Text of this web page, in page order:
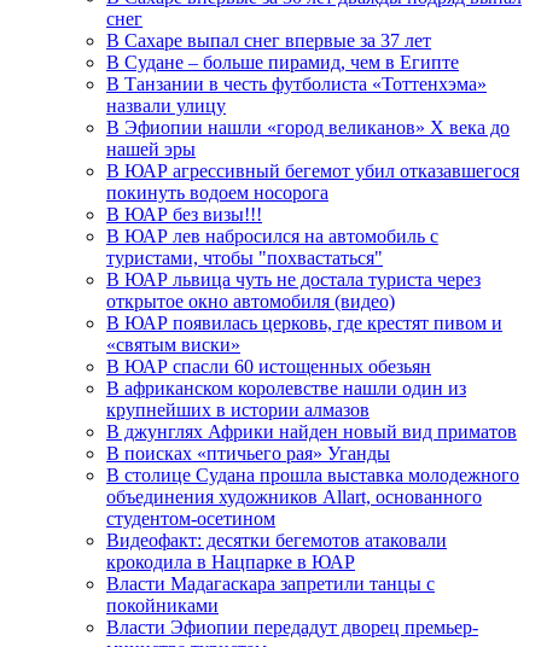
снег
В Сахаре выпал снег впервые за 37 лет
В Судане – больше пирамид, чем в Египте
В Танзании в честь футболиста «Тоттенхэма»
назвали улицу
В Эфиопии нашли «город великанов» X века до
нашей эры
В ЮАР агрессивный бегемот убил отказавшегося
покинуть водоем носорога
В ЮАР без визы!!!
В ЮАР лев набросился на автомобиль с
туристами, чтобы "похвастаться"
В ЮАР львица чуть не достала туриста через
открытое окно автомобиля (видео)
В ЮАР появилась церковь, где крестят пивом и
«святым виски»
В ЮАР спасли 60 истощенных обезьян
В африканском королевстве нашли один из
крупнейших в истории алмазов
В джунглях Африки найден новый вид приматов
В поисках «птичьего рая» Уганды
В столице Судана прошла выставка молодежного
объединения художников Allart, основанного
студентом-осетином
Видеофакт: десятки бегемотов атаковали
крокодила в Нацпарке в ЮАР
Власти Мадагаскара запретили танцы с
покойниками
Власти Эфиопии передадут дворец премьер-